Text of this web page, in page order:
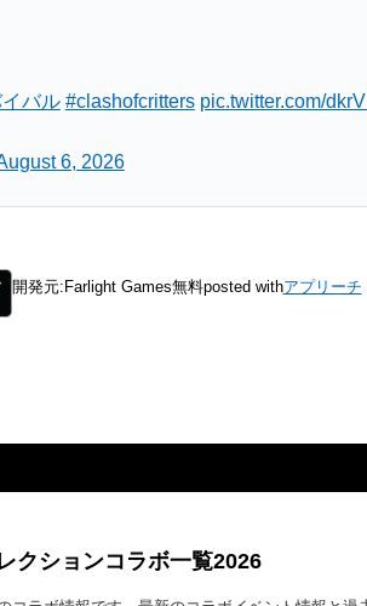
バル #clashofcritters pic.twitter.com/
6, 2026
開発元:Farlight Games無料posted withアプリーチ
クションコラボ一覧2026